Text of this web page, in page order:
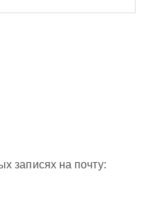
записях на почту: